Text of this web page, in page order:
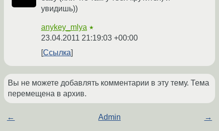
увидишь))
anykey_mlya ★
23.04.2011 21:19:03 +00:00
Ссылка
Вы не можете добавлять комментарии в эту тему. Тема
перемещена в архив.
← Admin →